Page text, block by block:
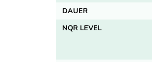
DAUER
NQR LEVEL